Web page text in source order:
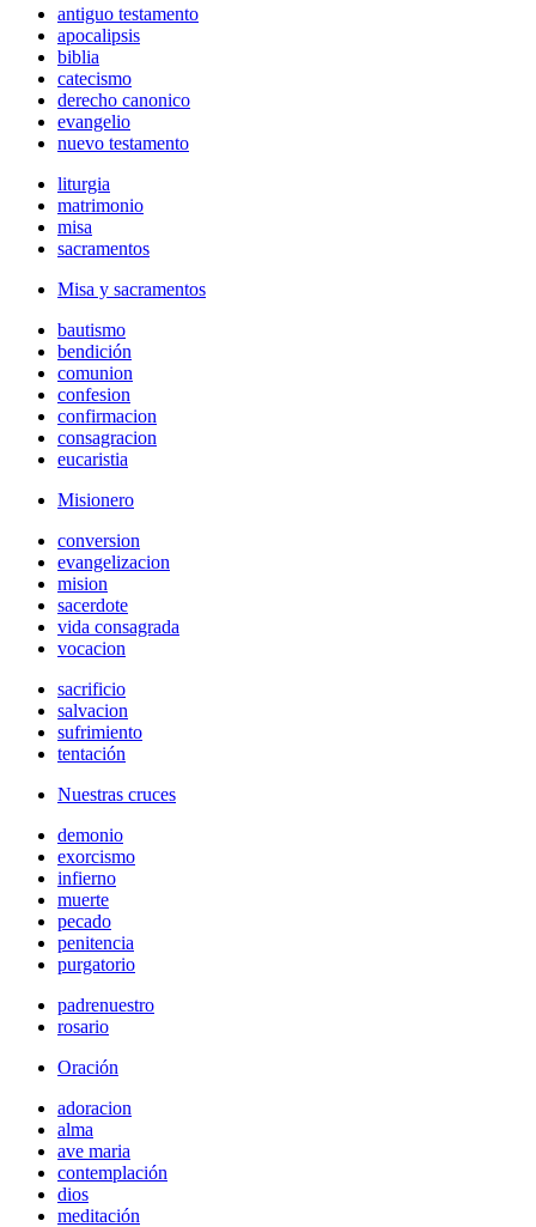
antiguo testamento
apocalipsis
biblia
catecismo
derecho canonico
evangelio
nuevo testamento
liturgia
matrimonio
misa
sacramentos
Misa y sacramentos
bautismo
bendición
comunion
confesion
confirmacion
consagracion
eucaristia
Misionero
conversion
evangelizacion
mision
sacerdote
vida consagrada
vocacion
sacrificio
salvacion
sufrimiento
tentación
Nuestras cruces
demonio
exorcismo
infierno
muerte
pecado
penitencia
purgatorio
padrenuestro
rosario
Oración
adoracion
alma
ave maria
contemplación
dios
meditación